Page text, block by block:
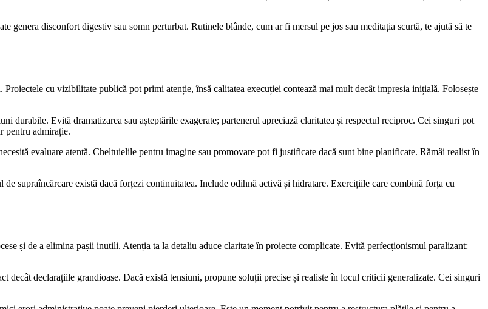
genera disconfort digestiv sau somn perturbat. Rutinele blânde, cum ar fi mersul pe jos sau meditația scurtă, te ajută să te
cu vizibilitate publică pot primi atenție, însă calitatea execuției contează mai mult decât impresia inițială. Folosește
durabile. Evită dramatizarea sau așteptările exagerate; partenerul apreciază claritatea și respectul reciproc. Cei singuri pot
pentru admirație.
evaluare atentă. Cheltuielile pentru imagine sau promovare pot fi justificate dacă sunt bine planificate. Rămâi realist în
supraîncărcare există dacă forțezi continuitatea. Include odihnă activă și hidratare. Exercițiile care combină forța cu
și de a elimina pașii inutili. Atenția ta la detaliu aduce claritate în proiecte complicate. Evită perfecționismul paralizant:
decât declarațiile grandioase. Dacă există tensiuni, propune soluții precise și realiste în locul criticii generalizate. Cei singuri